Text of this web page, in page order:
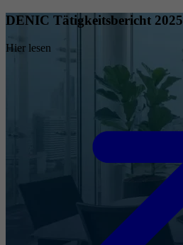
DENIC Tätigkeitsbericht 2025
Hier lesen